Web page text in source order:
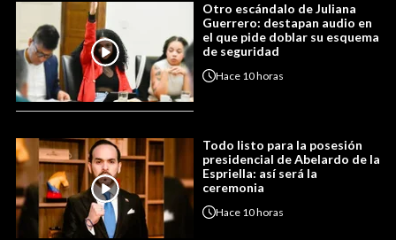
Otro escándalo de Juliana
Guerrero: destapan audio en
el que pide doblar su esquema
de seguridad
Hace 10 horas
Todo listo para la posesión
presidencial de Abelardo de la
Espriella: así será la
ceremonia
Hace 10 horas